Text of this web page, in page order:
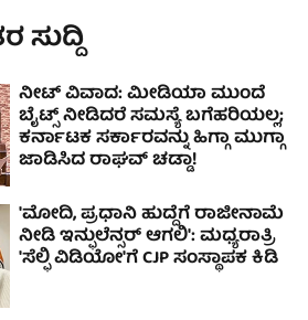
ಸುದ್ದಿ
ನೀಟ್ ವಿವಾದ: ಮೀಡಿಯಾ ಮುಂದೆ
ಬೈಟ್ಸ್ ನೀಡಿದರೆ ಸಮಸ್ಯೆ ಬಗೆಹರಿಯಲ್ಲ;
ಕರ್ನಾಟಕ ಸರ್ಕಾರವನ್ನು ಹಿಗ್ಗಾ ಮುಗ್ಗಾ
ಜಾಡಿಸಿದ ರಾಘವ್ ಚಡ್ಡಾ!
'ಮೋದಿ, ಪ್ರಧಾನಿ ಹುದ್ದೆಗೆ ರಾಜೀನಾಮೆ
ನೀಡಿ ಇನ್ಫುಲೆನ್ಸರ್ ಆಗಲಿ': ಮಧ್ಯರಾತ್ರಿ
'ಸೆಲ್ಫಿ ವಿಡಿಯೋ'ಗೆ CJP ಸಂಸ್ಥಾಪಕ ಕಿಡಿ